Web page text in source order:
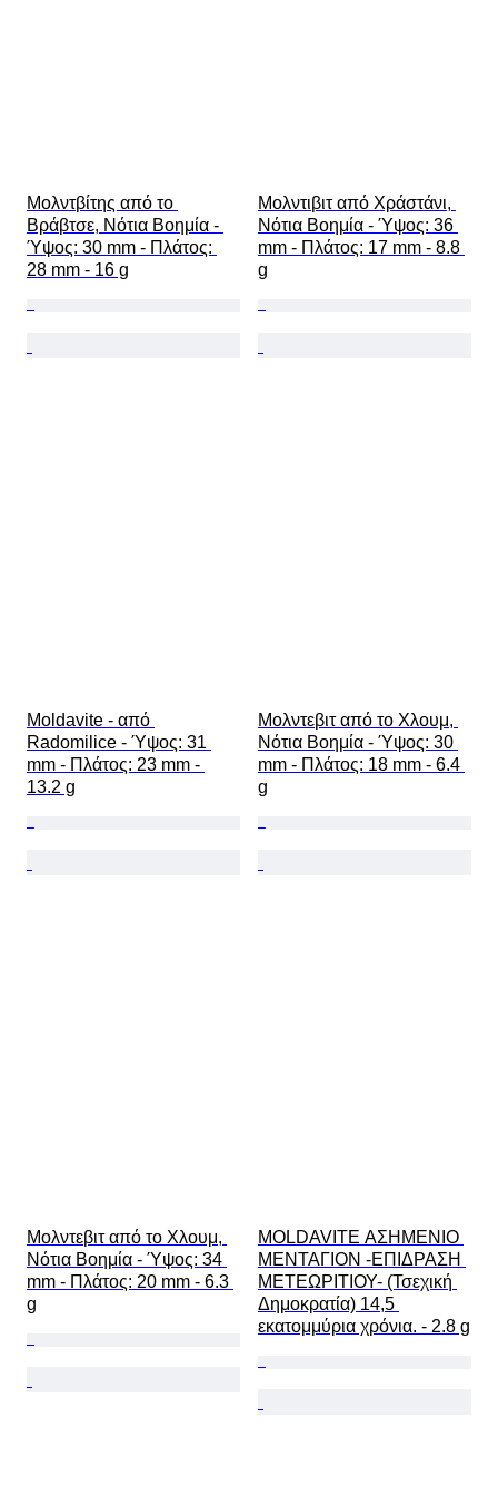
Μολντβίτης από το
Βράβτσε, Νότια Βοημία -
Ύψος: 30 mm - Πλάτος:
28 mm - 16 g
Μολντιβιτ από Χράστάνι,
Νότια Βοημία - Ύψος: 36
mm - Πλάτος: 17 mm - 8.8
g
Moldavite - από
Radomilice - Ύψος: 31
mm - Πλάτος: 23 mm -
13.2 g
Μολντεβιτ από το Χλουμ,
Νότια Βοημία - Ύψος: 30
mm - Πλάτος: 18 mm - 6.4
g
Μολντεβιτ από το Χλουμ,
Νότια Βοημία - Ύψος: 34
mm - Πλάτος: 20 mm - 6.3
g
MOLDAVITE ΑΣΗΜΕΝΙΟ
ΜΕΝΤΑΓΙΟΝ -ΕΠΙΔΡΑΣΗ
ΜΕΤΕΩΡΙΤΙΟΥ- (Τσεχική
Δημοκρατία) 14,5
εκατομμύρια χρόνια. - 2.8 g